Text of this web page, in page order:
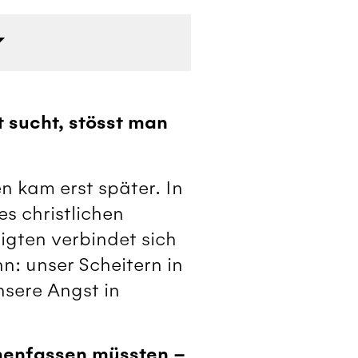
sucht, stösst man
kam erst später. In
christlichen
verbindet sich
unser Scheitern in
Angst in